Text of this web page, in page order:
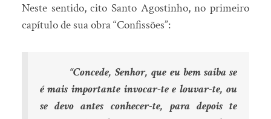
Neste sentido, cito Santo Agostinho, no primeiro
capítulo de sua obra “Confissões”:
“Concede, Senhor, que eu bem saiba se
é mais importante invocar-te e louvar-te, ou
se devo antes conhecer-te, para depois te